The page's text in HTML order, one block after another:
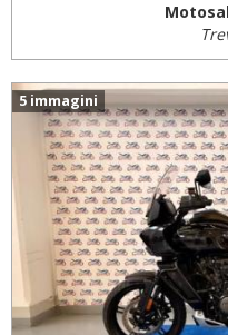
5 immagini